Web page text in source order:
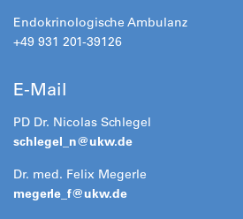
Endokrinologische Ambulanz
+49 931 201-39126
E-Mail
PD Dr. Nicolas Schlegel
schlegel_n@ukw.de
Dr. med. Felix Megerle
megerle_f@ukw.de